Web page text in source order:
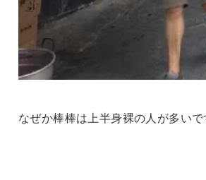
なぜか棒棒は上半身裸の人が多いで